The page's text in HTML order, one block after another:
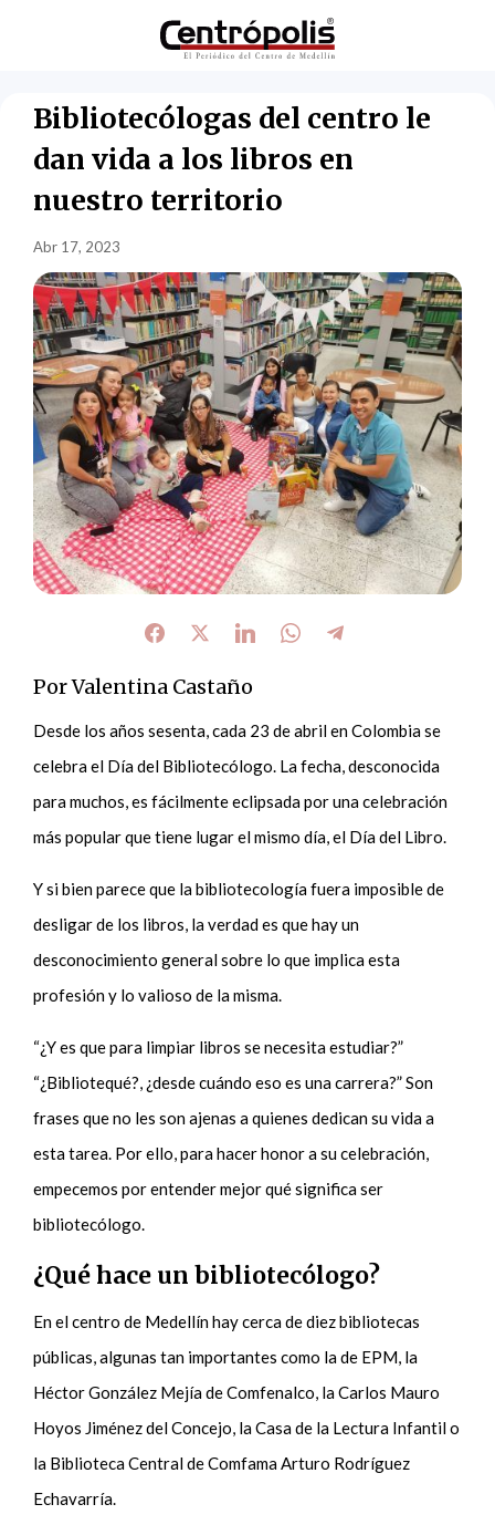
Bibliotecólogas del centro le
dan vida a los libros en
nuestro territorio
Abr 17, 2023
Por Valentina Castaño
Desde los años sesenta, cada 23 de abril en Colombia se
celebra el Día del Bibliotecólogo. La fecha, desconocida
para muchos, es fácilmente eclipsada por una celebración
más popular que tiene lugar el mismo día, el Día del Libro.
Y si bien parece que la bibliotecología fuera imposible de
desligar de los libros, la verdad es que hay un
desconocimiento general sobre lo que implica esta
profesión y lo valioso de la misma.
“¿Y es que para limpiar libros se necesita estudiar?”
“¿Bibliotequé?, ¿desde cuándo eso es una carrera?” Son
frases que no les son ajenas a quienes dedican su vida a
esta tarea. Por ello, para hacer honor a su celebración,
empecemos por entender mejor qué significa ser
bibliotecólogo.
¿Qué hace un bibliotecólogo?
En el centro de Medellín hay cerca de diez bibliotecas
públicas, algunas tan importantes como la de EPM, la
Héctor González Mejía de Comfenalco, la Carlos Mauro
Hoyos Jiménez del Concejo, la Casa de la Lectura Infantil o
la Biblioteca Central de Comfama Arturo Rodríguez
Echavarría.